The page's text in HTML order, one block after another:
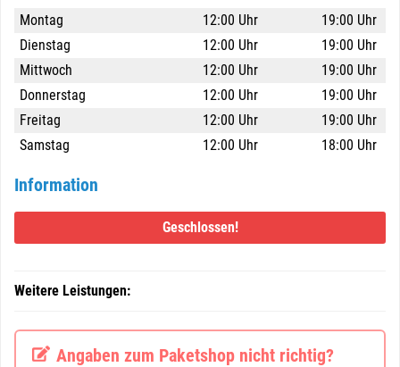
Montag 12:00 Uhr
19:00 Uhr
Dienstag
12:00 Uhr
19:00 Uhr
Mittwoch
12:00 Uhr
19:00 Uhr
Donnerstag
12:00 Uhr
19:00 Uhr
Freitag
12:00 Uhr
19:00 Uhr
Samstag
12:00 Uhr 18:00 Uhr
Information
Geschlossen!
Weitere Leistungen:
Angaben zum Paketshop nicht richtig?